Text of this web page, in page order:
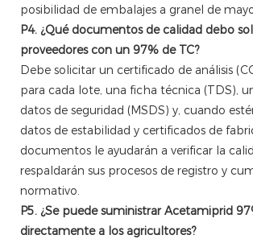
posibilidad de embalajes a granel de
P4. ¿Qué documentos de calidad debo
proveedores con un 97% de TC?
Debe solicitar un certificado de análisis
para cada lote, una ficha técnica (TDS),
datos de seguridad (MSDS) y, cuando
datos de estabilidad y certificados de
documentos le ayudarán a verificar la
respaldarán sus procesos de registro y
normativo.
P5. ¿Se puede suministrar Acetamiprid
directamente a los agricultores?